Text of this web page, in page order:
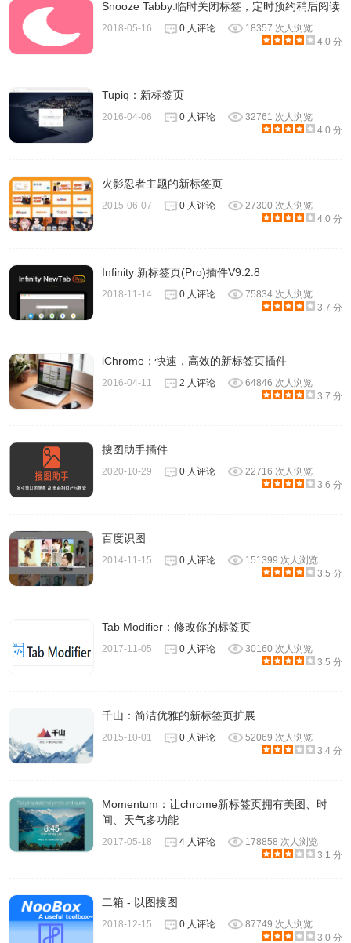
Snooze Tabby:临时关闭标签，定时预约稍后阅读
2018-05-16 0 人评论
18357 次人浏览
4.0 分
Tupiq：新标签页
2016-04-06 0 人评论
32761 次人浏览
4.0 分
火影忍者主题的新标签页
2015-06-07 0 人评论
27300 次人浏览
4.0 分
Infinity 新标签页(Pro)插件V9.2.8
2018-11-14 0 人评论
75834 次人浏览
3.7 分
iChrome：快速，高效的新标签页插件
2016-04-11 2 人评论
64846 次人浏览
3.7 分
搜图助手插件
2020-10-29 0 人评论
22716 次人浏览
3.6 分
百度识图
2014-11-15 0 人评论
151399 次人浏览
3.5 分
Tab Modifier：修改你的标签页
2017-11-05 0 人评论
30160 次人浏览
3.5 分
千山：简洁优雅的新标签页扩展
2015-10-01 0 人评论
52069 次人浏览
3.4 分
Momentum：让chrome新标签页拥有美图、时
间、天气多功能
2017-05-18 4 人评论
178858 次人浏览
3.1 分
二箱 - 以图搜图
2018-12-15 0 人评论
87749 次人浏览
3.0 分